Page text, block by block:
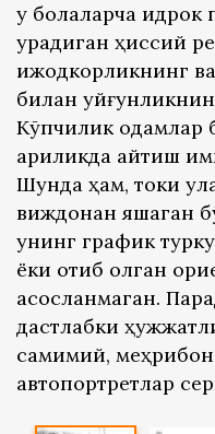
у болаларча идрок
урадиган ҳиссий
ижодкорликнинг
билан
Кўпчилик одамлар
қариликда қайтиш
Шунда ҳам, токи
виждонан яшаган
унинг график
ёки қотиб қолган
асосланмаган.
дастлабки
самимий, меҳрибон
автопортретлар